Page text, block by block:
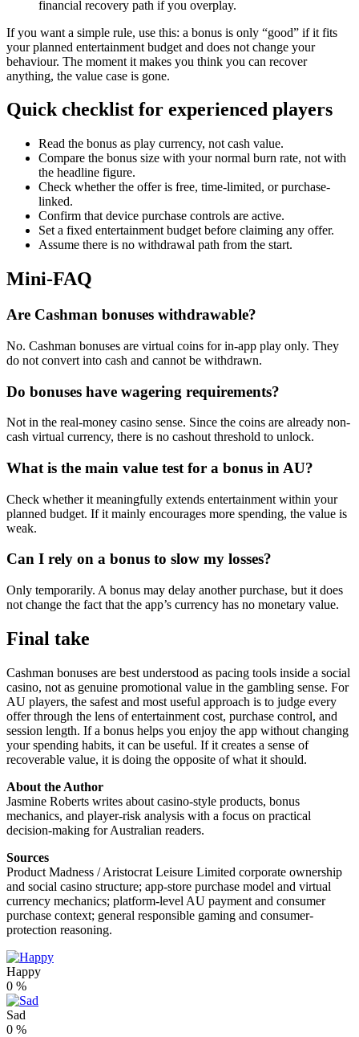
financial recovery path if you overplay.
If you want a simple rule, use this: a bonus is only “good” if it fits
your planned entertainment budget and does not change your
behaviour. The moment it makes you think you can recover
anything, the value case is gone.
Quick checklist for experienced players
Read the bonus as play currency, not cash value.
Compare the bonus size with your normal burn rate, not with
the headline figure.
Check whether the offer is free, time-limited, or purchase-
linked.
Confirm that device purchase controls are active.
Set a fixed entertainment budget before claiming any offer.
Assume there is no withdrawal path from the start.
Mini-FAQ
Are Cashman bonuses withdrawable?
No. Cashman bonuses are virtual coins for in-app play only. They
do not convert into cash and cannot be withdrawn.
Do bonuses have wagering requirements?
Not in the real-money casino sense. Since the coins are already non-
cash virtual currency, there is no cashout threshold to unlock.
What is the main value test for a bonus in AU?
Check whether it meaningfully extends entertainment within your
planned budget. If it mainly encourages more spending, the value is
weak.
Can I rely on a bonus to slow my losses?
Only temporarily. A bonus may delay another purchase, but it does
not change the fact that the app’s currency has no monetary value.
Final take
Cashman bonuses are best understood as pacing tools inside a social
casino, not as genuine promotional value in the gambling sense. For
AU players, the safest and most useful approach is to judge every
offer through the lens of entertainment cost, purchase control, and
session length. If a bonus helps you enjoy the app without changing
your spending habits, it can be useful. If it creates a sense of
recoverable value, it is doing the opposite of what it should.
About the Author
Jasmine Roberts writes about casino-style products, bonus
mechanics, and player-risk analysis with a focus on practical
decision-making for Australian readers.
Sources
Product Madness / Aristocrat Leisure Limited corporate ownership
and social casino structure; app-store purchase model and virtual
currency mechanics; platform-level AU payment and consumer
purchase context; general responsible gaming and consumer-
protection reasoning.
Happy
0 %
Sad
0 %